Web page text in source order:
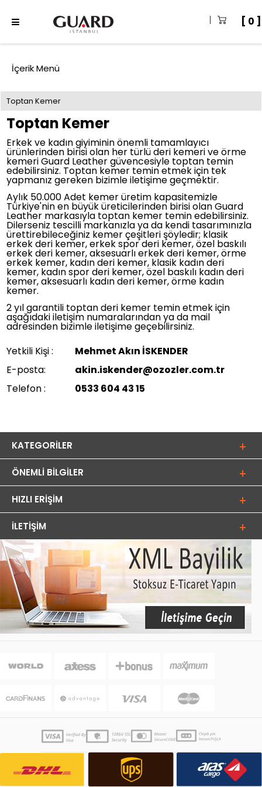
0
İçerik Menü
Toptan Kemer
Toptan Kemer
Erkek ve kadın giyiminin önemli tamamlayıcı
ürünlerinden birisi olan her türlü deri kemeri ve örme
kemeri Guard Leather güvencesiyle toptan temin
edebilirsiniz. Toptan kemer temin etmek için tek
yapmanız gereken bizimle iletişime geçmektir.
Aylık 50.000 Adet kemer üretim kapasitemizle
Türkiye'nin en büyük üreticilerinden birisi olanGuard
Leather markasıyla toptan kemer temin edebilirsiniz.
Dilerseniz tescilli markanızla ya da kendi tasarımınızla
ürettirebileceğiniz kemer çeşitleri şöyledir; klasik
erkek deri kemer, erkek spor deri kemer, özel baskılı
erkek deri kemer, aksesuarlı erkek deri kemer, örme
erkek kemer, kadın deri kemer, klasik kadın deri
kemer, kadın spor deri kemer, özel baskılı kadın deri
kemer, aksesuarlı kadın deri kemer, örme kadın
kemer.
2 yıl garantili toptan deri kemer temin etmek için
aşağıdaki iletişim numaralarından ya da mail
adresinden bizimle iletişime geçebilirsiniz.
Yetkili Kişi :
Mehmet Akın İSKENDER
E-posta:
akin.iskender@ozozler.com.tr
Telefon :
0533 604 43 15
KATEGORILER
ÖNEMLI BILGILER
HIZLI ERIŞIM
İLETIŞIM